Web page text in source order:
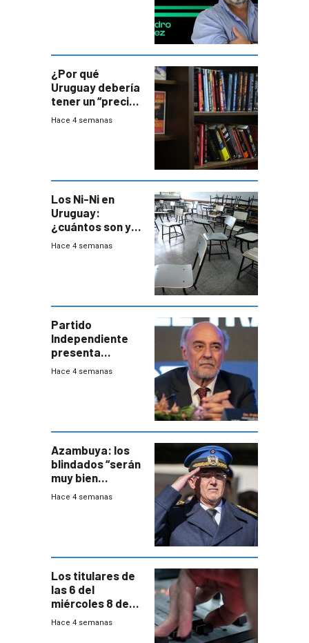
¿Por qué
Uruguay debería
tener un “precio
único” en los
Hace 4 semanas
Los Ni-Ni en
Uruguay:
¿cuántos son y
en dónde están?
Hace 4 semanas
Partido
Independiente
presenta
demanda civil
Hace 4 semanas
Azambuya: los
blindados “serán
muy bien
recibidos” por los
Hace 4 semanas
Los titulares de
las 6 del
miércoles 8 de
julio de 2026
Hace 4 semanas